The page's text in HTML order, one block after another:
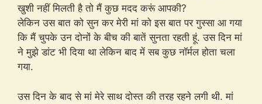
खुशी नहीं मिलती है तो मैं कुछ मदद करूं आपकी?
लेकिन उस बात को सुन कर मेरी मां को इस बात पर गुस्सा आ गया
कि मैं चुपके उन दोनों के बीच की बातें सुनता रहती हूं. उस दिन मां
ने मुझे डांट भी दिया था लेकिन बाद में सब कुछ नॉर्मल होता चला
गया.
उस दिन के बाद से मां मेरे साथ दोस्त की तरह रहने लगी थी. मां